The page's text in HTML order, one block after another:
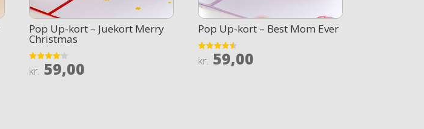
Pop Up-kort – Juekort Merry
Christmas
Rated
4.1
kr. 59,00
Pop Up-kort – Best Mom Ever
Rated
4.5
kr. 59,00